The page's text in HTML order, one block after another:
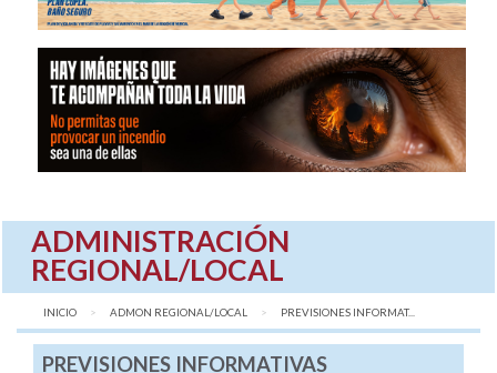
ADMINISTRACIÓN
REGIONAL/LOCAL
INICIO ADMON REGIONAL/LOCAL AQUÍ:
PREVISIONES INFORMAT...
PREVISIONES INFORMATIVAS